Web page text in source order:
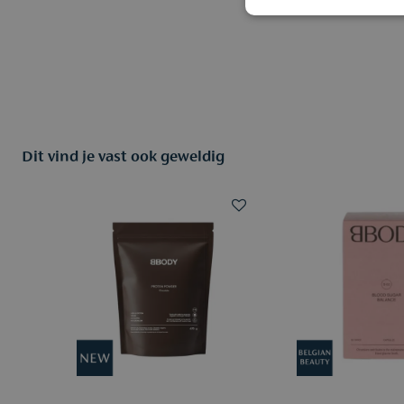
Dit vind je vast ook geweldig